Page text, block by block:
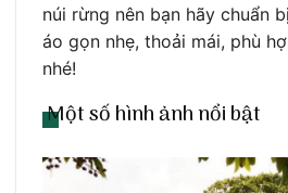
núi rừng nên bạn hãy chuẩn
áo gọn nhẹ, thoải mái, phù
nhé!
Một số hình ảnh nổi bật